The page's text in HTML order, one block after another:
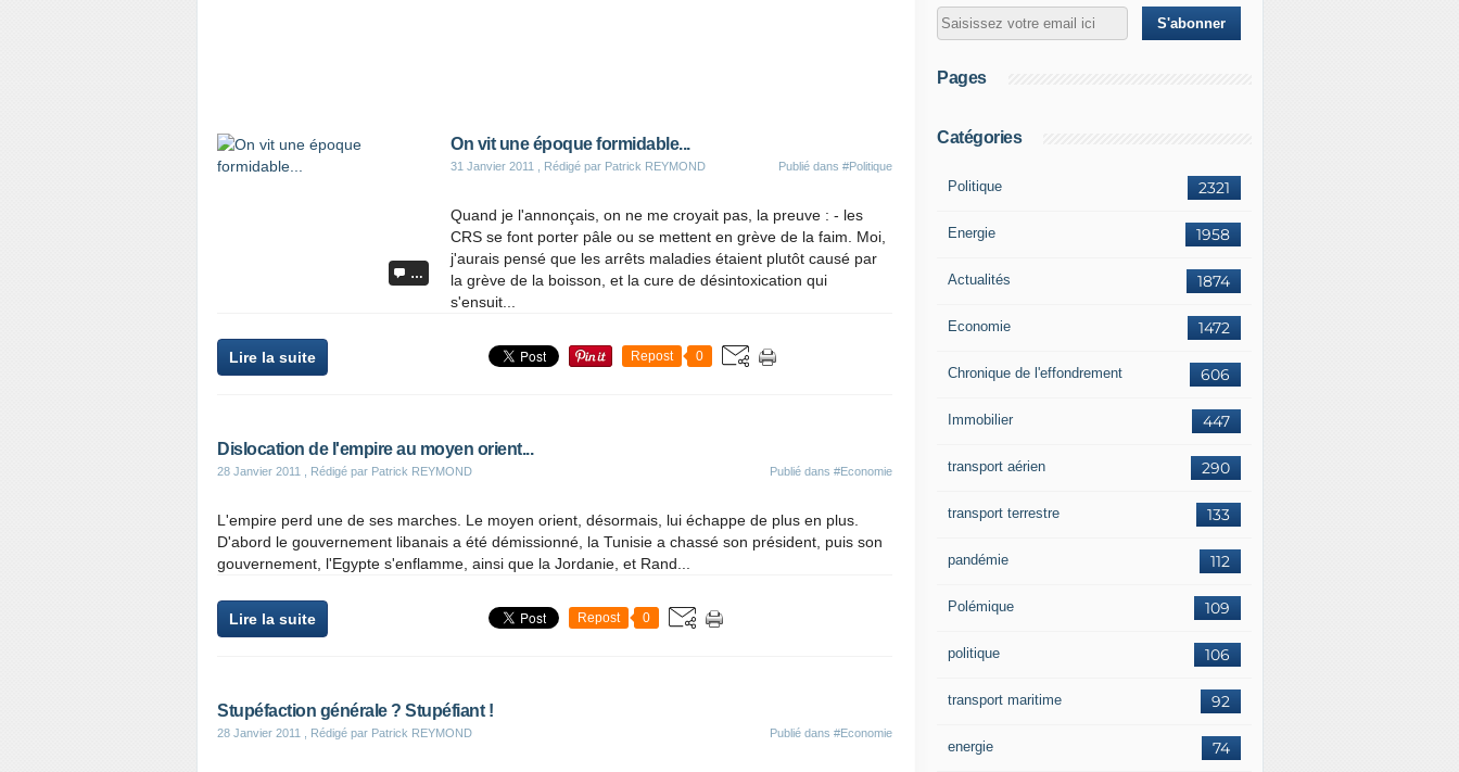
…
On vit une époque formidable...
31 Janvier 2011 , Rédigé par Patrick REYMOND Publié dans #Politique
Quand je l'annonçais, on ne me croyait pas, la preuve : - les
CRS se font porter pâle ou se mettent en grève de la faim. Moi,
j'aurais pensé que les arrêts maladies étaient plutôt causé par
la grève de la boisson, et la cure de désintoxication qui
s'ensuit...
Lire la suite Repost 0
Dislocation de l'empire au moyen orient...
28 Janvier 2011 , Rédigé par Patrick REYMOND Publié dans #Economie
L'empire perd une de ses marches. Le moyen orient, désormais, lui échappe de plus en plus.
D'abord le gouvernement libanais a été démissionné, la Tunisie a chassé son président, puis son
gouvernement, l'Egypte s'enflamme, ainsi que la Jordanie, et Rand...
Lire la suite Repost 0
Stupéfaction générale ? Stupéfiant !
28 Janvier 2011 , Rédigé par Patrick REYMOND Publié dans #Economie
Pages
Catégories
2321
Politique
1958
Energie
1874
Actualités
1472
Economie
606
Chronique de l'effondrement
447
Immobilier
290
transport aérien
133
transport terrestre
112
pandémie
109
Polémique
106
politique
92
transport maritime
74
energie